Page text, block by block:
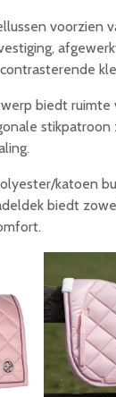
voorzien
biedt ruimte
stikpatroon
katoen
biedt